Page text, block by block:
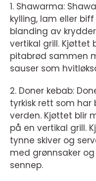
1. Shawarma:
kylling, lam eller
blanding av
vertikal grill. Kjøttet
pitabrød sammen
sauser som
2. Doner kebab:
tyrkisk rett som
verden. Kjøttet blir
på en vertikal grill.
tynne skiver og
med grønnsaker
sennep.